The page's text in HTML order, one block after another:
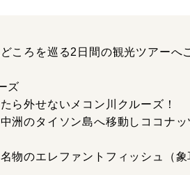
ころを巡る2日間の観光ツアーへ
ズ
ら外せないメコン川クルーズ！
洲のタイソン島へ移動しココナ
物のエレファントフィッシュ（象